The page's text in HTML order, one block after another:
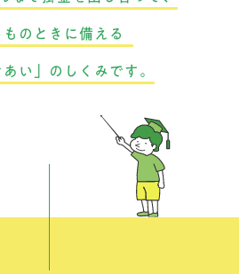
ものときに備える
あい」のしくみです。